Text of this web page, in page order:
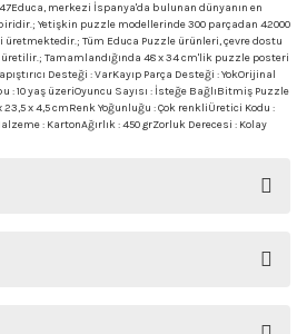
merkezi İspanya'da bulunan dünyanın en
Yetişkin puzzle modellerinde 300 parçadan 42000
Tüm Educa Puzzle ürünleri, çevre dostu
Tamamlandığında 48 x 34 cm'lik puzzle posteri
Desteği : VarKayıp Parça Desteği : YokOrijinal
: 10 yaş üzeriOyuncu Sayısı : İsteğe BağlıBitmiş Puzzle
x 4,5 cmRenk Yoğunluğu : Çok renkliÜretici Kodu :
: KartonAğırlık : 450 grZorluk Derecesi : Kolay
henüz soru sorulmamış.